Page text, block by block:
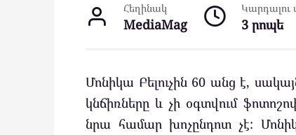
Հեղինակ
MediaMag
Կարդալու
3 րոպե
Մոնիկա Բելուչին 60 անց է,
կնճիռները և չի օգտվում
նրա համար խոչընդոտ չէ: